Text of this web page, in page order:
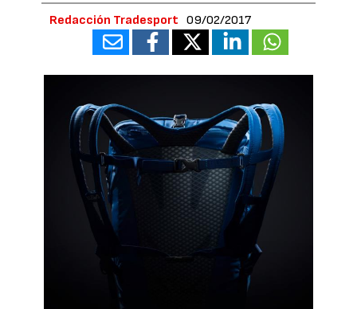
Redacción Tradesport 09/02/2017